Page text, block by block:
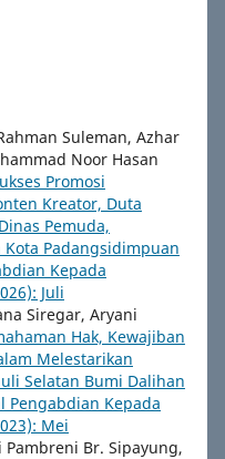
Suleman, Azhar
Noor Hasan
Promosi
Kreator, Duta
Pemuda,
Padangsidimpuan
Kepada
Juli
Siregar, Aryani
Hak, Kewajiban
Melestarikan
Selatan Bumi Dalihan
Pengabdian Kepada
Mei
Br. Sipayung,